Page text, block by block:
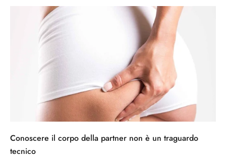
Conoscere il corpo della partner non è un traguardo
tecnico